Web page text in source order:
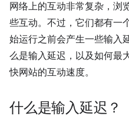
网络上的互动非常复杂，浏
些互动。不过，它们都有一
始运行之前会产生一些输入
么是输入延迟，以及如何最
快网站的互动速度。
什么是输入延迟？